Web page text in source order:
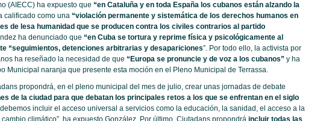
(AIECC) ha expuesto que “en Cataluña y en toda España los cubanos están alzando la
calificado como una “violación permanente y sistemática de los derechos humanos en
de lesa humanidad que se producen contra los civiles contrarios al partido
ha denunciado que “en Cuba se tortura y reprime física y psicológicamente al
“seguimientos, detenciones arbitrarias y desapariciones”. Por todo ello, la activista por
ha reseñado la necesidad de que “Europa se pronuncie y de voz a los cubanos”y ha
Municipal naranja que presente esta moción en el Pleno Municipal de Terrassa.
propondrá, en el pleno municipal del mes de julio, crear unas jornadas de debate
de la ciudad para que debatan los principales retos a los que se enfrentan en el siglo
debemos incluir el acceso universal a servicios como la educación, la sanidad, el acceso a la
climático”, ha expuesto González. Por último, Ciutadans propondrá incluir todas las